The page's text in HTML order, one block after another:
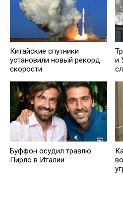
Китайские спутники
установили новый рекорд
скорости
и
Буффон осудил травлю
Пирло в Италии